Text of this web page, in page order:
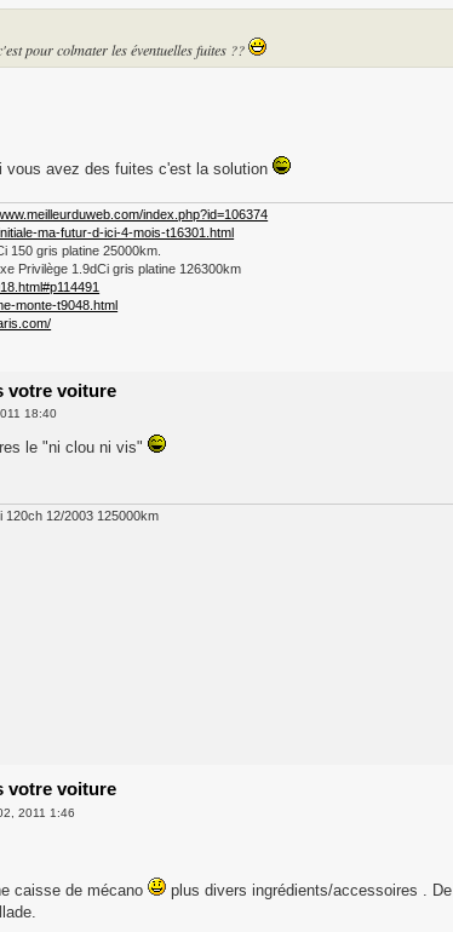
pour colmater les éventuelles fuites ??
vous avez des fuites c'est la solution
index.php?id=106374
ma-futur-d-ici-4-mois-t16301.html
150 gris platine 25000km.
Privilège 1.9dCi gris platine 126300km
monte-t9048.html
votre voiture
18:40
le "ni clou ni vis"
120ch 12/2003 125000km
votre voiture
2011 1:46
caisse de mécano
plus divers ingrédients/accessoires .